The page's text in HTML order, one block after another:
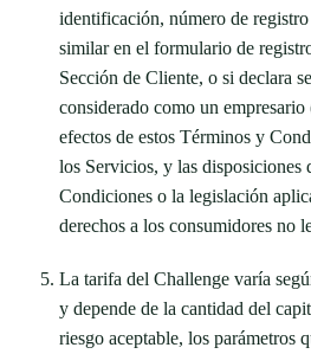
identificación, número de
similar en el formulario de
Sección de Cliente, o si declara
considerado como un
efectos de estos Términos y
los Servicios, y las disposiciones
Condiciones o la legislación
derechos a los consumidores no
La tarifa del Challenge varía
y depende de la cantidad del
riesgo aceptable, los parámetros